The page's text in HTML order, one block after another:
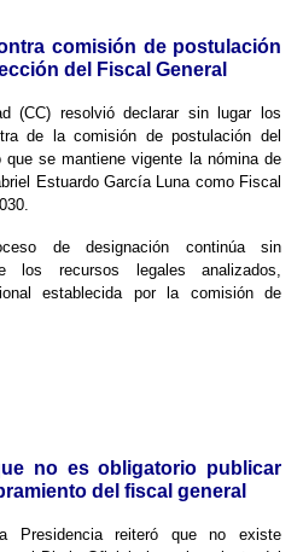
comisión de postulación
del Fiscal General
(CC) resolvió declarar sin lugar los
de la comisión de postulación del
se mantiene vigente la nómina de
Estuardo García Luna como Fiscal
de designación continúa sin
los recursos legales analizados,
establecida por la comisión de
no es obligatorio publicar
del fiscal general
Presidencia reiteró que no existe